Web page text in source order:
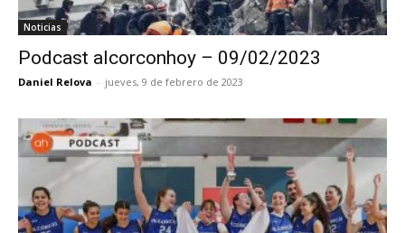
Noticias
Podcast alcorconhoy – 09/02/2023
Daniel Relova - jueves, 9 de febrero de 2023